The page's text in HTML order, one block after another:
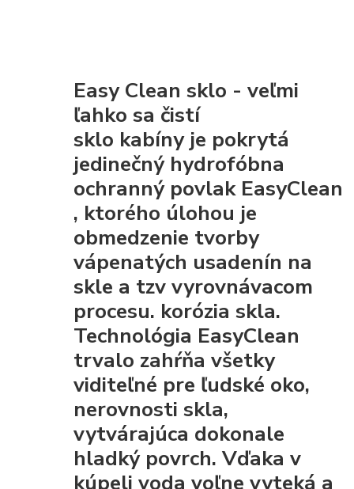
Easy Clean sklo - veľmi
ľahko sa čistí
sklo kabíny je pokrytá
jedinečný hydrofóbna
ochranný povlak EasyClean
, ktorého úlohou je
obmedzenie tvorby
vápenatých usadenín na
skle a tzv vyrovnávacom
procesu. korózia skla.
Technológia EasyClean
trvalo zahŕňa všetky
viditeľné pre ľudské oko,
nerovnosti skla,
vytvárajúca dokonale
hladký povrch. Vďakav
kúpeli voda voľne vyteká a